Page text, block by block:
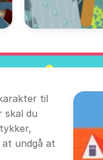
til
skal du
undgå at